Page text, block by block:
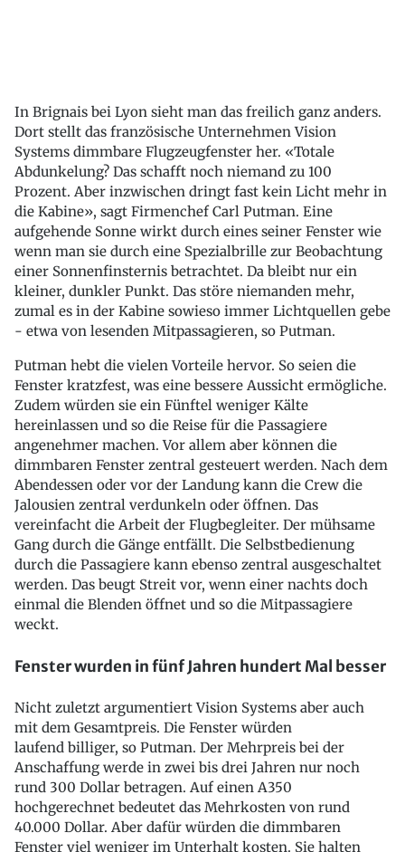
In Brignais bei Lyon sieht man das freilich ganz anders.
Dort stellt das französische Unternehmen Vision
Systems dimmbare Flugzeugfenster her. «Totale
Abdunkelung? Das schafft noch niemand zu 100
Prozent. Aber inzwischen dringt fast kein Licht mehr in
die Kabine», sagt Firmenchef Carl Putman. Eine
aufgehende Sonne wirkt durch eines seiner Fenster wie
wenn man sie durch eine Spezialbrille zur Beobachtung
einer Sonnenfinsternis betrachtet. Da bleibt nur ein
kleiner, dunkler Punkt. Das störe niemanden mehr,
zumal es in der Kabine sowieso immer Lichtquellen gebe
- etwa von lesenden Mitpassagieren, so Putman.
Putman hebt die vielen Vorteile hervor. So seien die
Fenster kratzfest, was eine bessere Aussicht ermögliche.
Zudem würden sie ein Fünftel weniger Kälte
hereinlassen und so die Reise für die Passagiere
angenehmer machen. Vor allem aber können die
dimmbaren Fenster zentral gesteuert werden. Nach dem
Abendessen oder vor der Landung kann die Crew die
Jalousien zentral verdunkeln oder öffnen. Das
vereinfacht die Arbeit der Flugbegleiter. Der mühsame
Gang durch die Gänge entfällt. Die Selbstbedienung
durch die Passagiere kann ebenso zentral ausgeschaltet
werden. Das beugt Streit vor, wenn einer nachts doch
einmal die Blenden öffnet und so die Mitpassagiere
weckt.
Fenster wurden in fünf Jahren hundert Mal besser
Nicht zuletzt argumentiert Vision Systems aber auch
mit dem Gesamtpreis. Die Fenster würden
laufend billiger, so Putman. Der Mehrpreis bei der
Anschaffung werde in zwei bis drei Jahren nur noch
rund 300 Dollar betragen. Auf einen A350
hochgerechnet bedeutet das Mehrkosten von rund
40.000 Dollar. Aber dafür würden die dimmbaren
Fenster viel weniger im Unterhalt kosten. Sie halten